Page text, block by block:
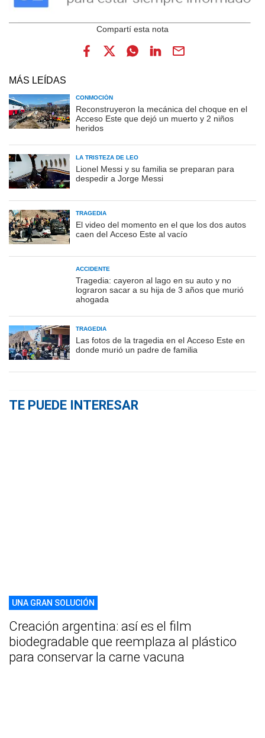
MÁS LEÍDAS
CONMOCIÓN
Reconstruyeron la mecánica del choque en el
Acceso Este que dejó un muerto y 2 niños
heridos
LA TRISTEZA DE LEO
Lionel Messi y su familia se preparan para
despedir a Jorge Messi
TRAGEDIA
El video del momento en el que los dos autos
caen del Acceso Este al vacío
ACCIDENTE
Tragedia: cayeron al lago en su auto y no
lograron sacar a su hija de 3 años que murió
ahogada
TRAGEDIA
Las fotos de la tragedia en el Acceso Este en
donde murió un padre de familia
TE PUEDE INTERESAR
UNA GRAN SOLUCIÓN
Creación argentina: así es el film
biodegradable que reemplaza al plástico
para conservar la carne vacuna